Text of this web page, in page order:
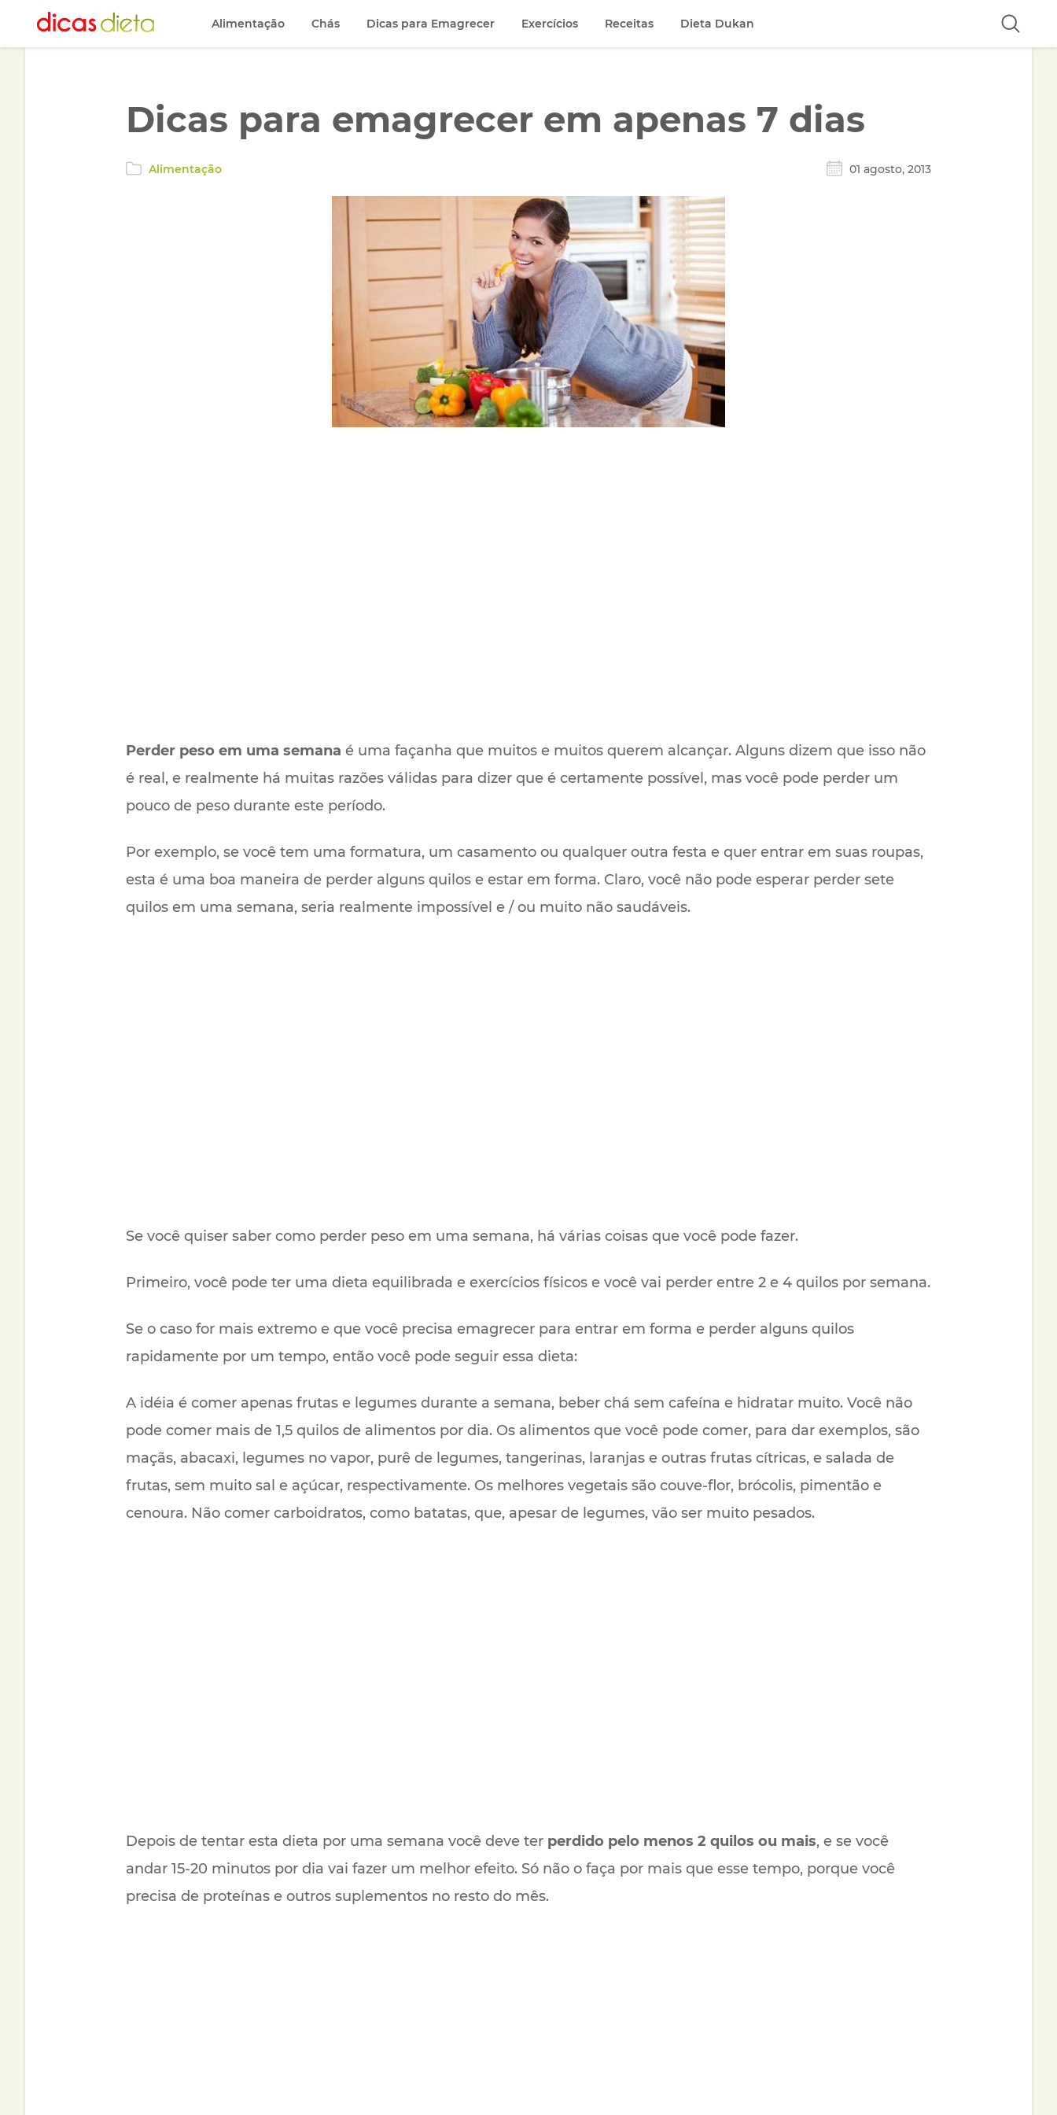
Dicas para emagrecer em apenas 7 dias
Alimentação 01 agosto, 2013
Perder peso em uma semana é uma façanha que muitos e muitos querem alcançar. Alguns dizem que isso não
é real, e realmente há muitas razões válidas para dizer que é certamente possível, mas você pode perder um
pouco de peso durante este período.
Por exemplo, se você tem uma formatura, um casamento ou qualquer outra festa e quer entrar em suas roupas,
esta é uma boa maneira de perder alguns quilos e estar em forma. Claro, você não pode esperar perder sete
quilos em uma semana, seria realmente impossível e / ou muito não saudáveis.
Se você quiser saber como perder peso em uma semana, há várias coisas que você pode fazer.
Primeiro, você pode ter uma dieta equilibrada e exercícios físicos e você vai perder entre 2 e 4 quilos por semana.
Se o caso for mais extremo e que você precisa emagrecer para entrar em forma e perder alguns quilos
rapidamente por um tempo, então você pode seguir essa dieta:
A idéia é comer apenas frutas e legumes durante a semana, beber chá sem cafeína e hidratar muito. Você não
pode comer mais de 1,5 quilos de alimentos por dia. Os alimentos que você pode comer, para dar exemplos, são
maçãs, abacaxi, legumes no vapor, purê de legumes, tangerinas, laranjas e outras frutas cítricas, e salada de
frutas, sem muito sal e açúcar, respectivamente. Os melhores vegetais são couve-flor, brócolis, pimentão e
cenoura. Não comer carboidratos, como batatas, que, apesar de legumes, vão ser muito pesados.
Depois de tentar esta dieta por uma semana você deve ter perdido pelo menos 2 quilos ou mais, e se você
andar 15-20 minutos por dia vai fazer um melhor efeito. Só não o faça por mais que esse tempo, porque você
precisa de proteínas e outros suplementos no resto do mês.
Alimentação Chás Dicas para Emagrecer Exercícios Receitas Dieta Dukan